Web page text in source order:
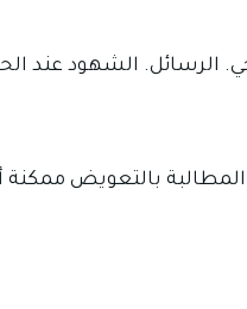
الرسائل. الشهود عند
المطالبة بالتعويض